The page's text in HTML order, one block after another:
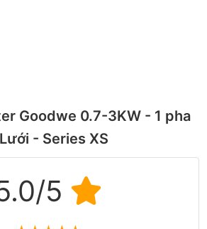
Goodwe 0.7-3KW - 1 pha
- Series XS
5